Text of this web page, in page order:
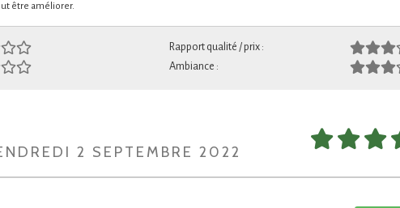
être améliorer.
Rapport qualité / prix :
Ambiance :
2 SEPTEMBRE 2022